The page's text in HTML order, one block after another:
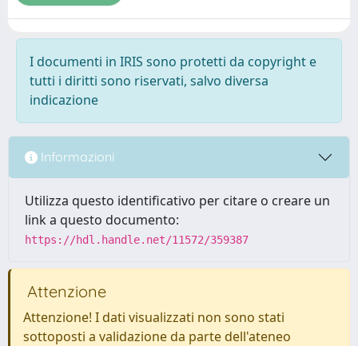
I documenti in IRIS sono protetti da copyright e
tutti i diritti sono riservati, salvo diversa
indicazione
Informazioni
Utilizza questo identificativo per citare o creare un
link a questo documento:
https://hdl.handle.net/11572/359387
Attenzione
Attenzione! I dati visualizzati non sono stati
sottoposti a validazione da parte dell'ateneo